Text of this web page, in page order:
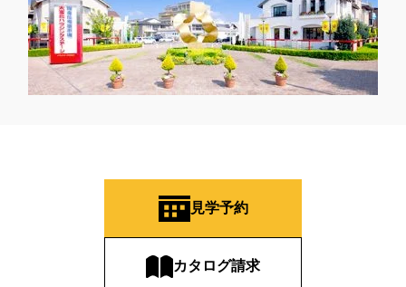
見学予約
カタログ請求